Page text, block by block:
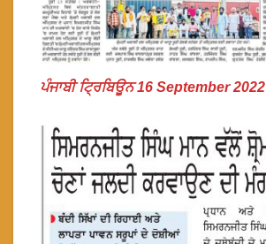
ਪੰਜਾਬੀ ਟ੍ਰਿਬਿਊਨ 16 September 2022